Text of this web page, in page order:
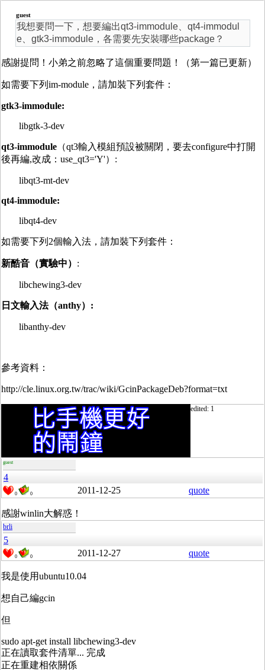
guest
我想要問一下，想要編出qt3-immodule、qt4-immodul
e、gtk3-immodule，各需要先安裝哪些package？
感謝提問！小弟之前忽略了這個重要問題！（第一篇已更新）
如需要下列im-module，請加裝下列套件：
gtk3-immodule:
libgtk-3-dev
qt3-immodule （qt3輸入模組預設被關閉，要去configure中打開
後再編,改成：use_qt3='Y'）:
libqt3-mt-dev
qt4-immodule:
libqt4-dev
如需要下列2個輸入法，請加裝下列套件：
新酷音（實驗中） :
libchewing3-dev
日文輸入法（anthy）:
libanthy-dev
參考資料：
http://cle.linux.org.tw/trac/wiki/GcinPackageDeb?format=txt
edited: 1
guest
4
0 0 2011-12-25 quote
感謝winlin大解惑！
brli
5
0 0 2011-12-27 quote
我是使用ubuntu10.04
想自己編gcin
但
sudo apt-get install libchewing3-dev
正在讀取套件清單... 完成
正在重建相依關係